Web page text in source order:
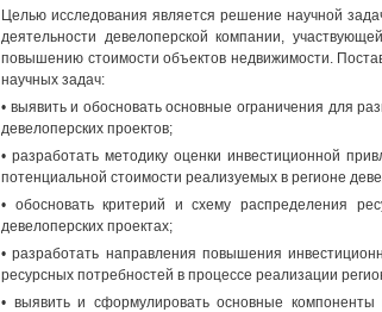
Целью исследования является решение научной
деятельности девелоперской компании,
повышению стоимости объектов недвижимости.
научных задач:
• выявить и обосновать основные ограничения для
девелоперских проектов;
• разработать методику оценки инвестиционной
потенциальной стоимости реализуемых в регионе
• обосновать критерий и схему распределения
девелоперских проектах;
• разработать направления повышения
ресурсных потребностей в процессе реализации
• выявить и сформулировать основные